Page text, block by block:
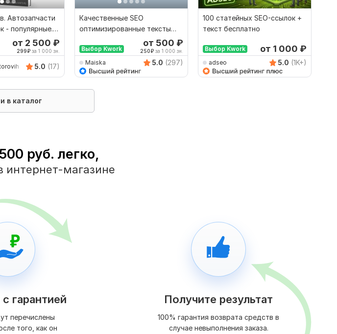
Автозапчасти
- популярные.
от 2 500 ₽
299₽ за 1 000 зн.
5.0 (17)
Качественные SEO
оптимизированные тексты
Выбор Kwork
от 500 ₽
250₽ за 1 000 зн.
Maiska 5.0 (297)
100 статейных SEO-ссылок +
текст бесплатно
Выбор Kwork от 1 000 ₽
adseo 5.0 (1K+)
в каталог
руб. легко,
интернет-магазине
гарантией
перечислены
того, как он
Получите результат
100% гарантия возврата средств в
случае невыполнения заказа.